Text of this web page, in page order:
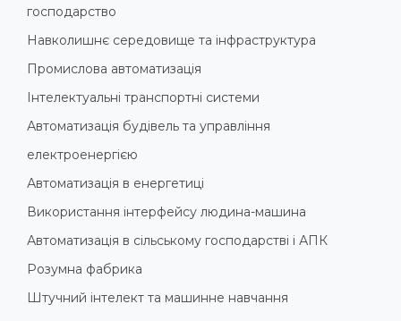
господарство
Навколишнє середовище та інфраструктура
Промислова автоматизація
Інтелектуальні транспортні системи
Автоматизація будівель та управління
електроенергією
Автоматизація в енергетиці
Використання інтерфейсу людина-машина
Автоматизація в сільському господарстві і АПК
Розумна фабрика
Штучний інтелект та машинне навчання